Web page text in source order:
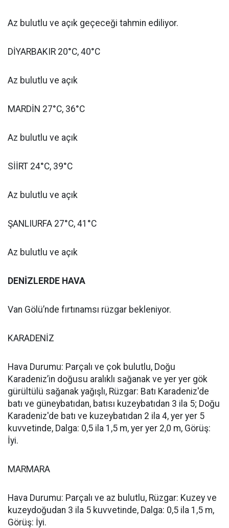
Az bulutlu ve açık geçeceği tahmin ediliyor.
DİYARBAKIR 20°C, 40°C
Az bulutlu ve açık
MARDİN 27°C, 36°C
Az bulutlu ve açık
SİİRT 24°C, 39°C
Az bulutlu ve açık
ŞANLIURFA 27°C, 41°C
Az bulutlu ve açık
DENİZLERDE HAVA
Van Gölü’nde fırtınamsı rüzgar bekleniyor.
KARADENİZ
Hava Durumu: Parçalı ve çok bulutlu, Doğu
Karadeniz’in doğusu aralıklı sağanak ve yer yer gök
gürültülü sağanak yağışlı, Rüzgar: Batı Karadeniz'de
batı ve güneybatıdan, batısı kuzeybatıdan 3 ila 5; Doğu
Karadeniz'de batı ve kuzeybatıdan 2 ila 4, yer yer 5
kuvvetinde, Dalga: 0,5 ila 1,5 m, yer yer 2,0 m, Görüş:
İyi.
MARMARA
Hava Durumu: Parçalı ve az bulutlu, Rüzgar: Kuzey ve
kuzeydoğudan 3 ila 5 kuvvetinde, Dalga: 0,5 ila 1,5 m,
Görüş: İyi.